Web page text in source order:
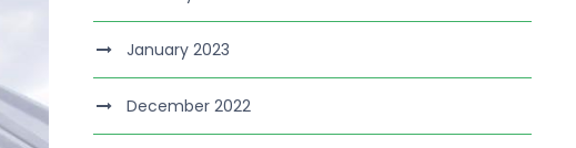
January 2023
December 2022